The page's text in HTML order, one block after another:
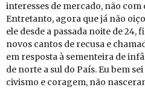
interesses de mercado, não
Entretanto, agora que já não
ele desde a passada noite de 24,
novos cantos de recusa e
em resposta à sementeira de
de norte a sul do País. Eu bem
civismo e coragem, não